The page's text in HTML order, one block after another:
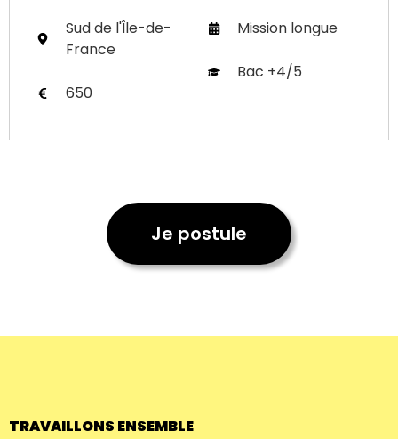
consultant
Sud de l'Île-de-
France
650
Mission longue
Bac +4/5
Je postule
TRAVAILLONS ENSEMBLE